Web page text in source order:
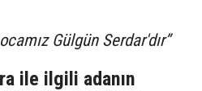
Gülgün Serdar'dır”
ile ilgili adanın